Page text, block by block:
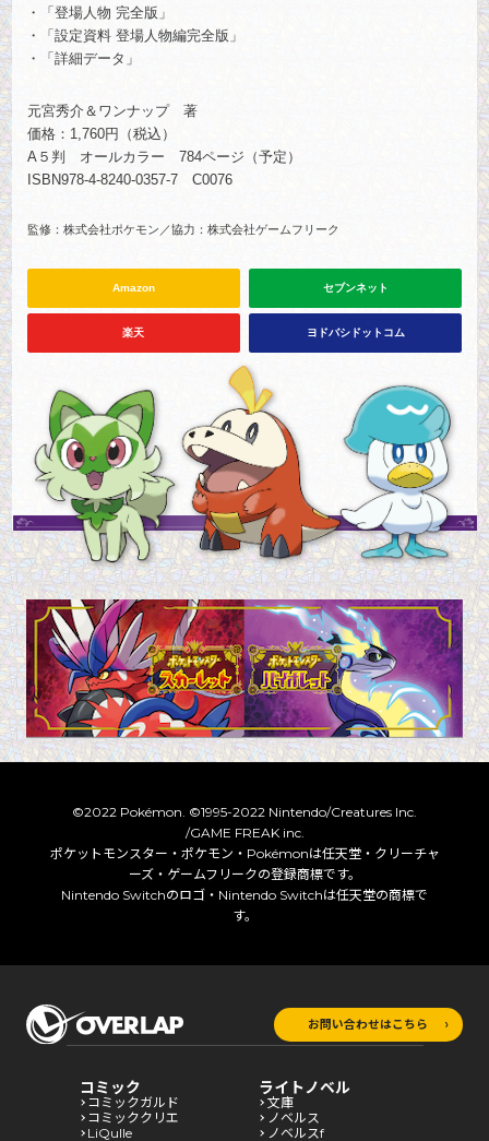
「登場人物 完全版」
「設定資料 登場人物編完全版」
「詳細データ」
元宮秀介＆ワンナップ 著
価格：1,760円（税込）
A５判 オールカラー 784ページ（予定）
ISBN978-4-8240-0357-7 C0076
監修：株式会社ポケモン／協力：株式会社ゲームフリーク
Amazon セブンネット
楽天 ヨドバシドットコム
©2022 Pokémon. ©1995-2022 Nintendo/Creatures Inc.
/GAME FREAK inc.
ポケットモンスター・ポケモン・Pokémonは任天堂・クリーチャ
ーズ・ゲームフリークの登録商標です。
Nintendo Switchのロゴ・Nintendo Switchは任天堂の商標で
す。
お問い合わせはこちら
コミック
コミックガルド
コミッククリエ
LiQulle
ライトノベル
文庫
ノベルス
ノベルスf